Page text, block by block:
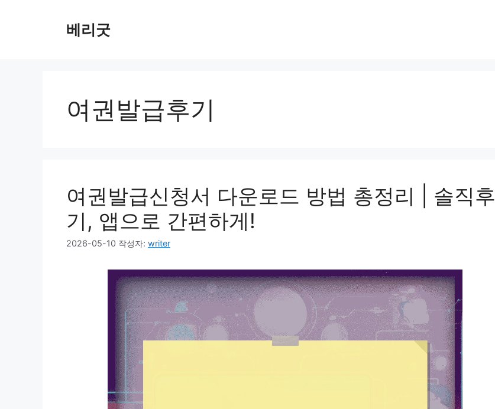
베리굿
여권발급후기
여권발급신청서 다운로드 방법 총정리 | 솔직후
기, 앱으로 간편하게!
2026-05-10 작성자: writer